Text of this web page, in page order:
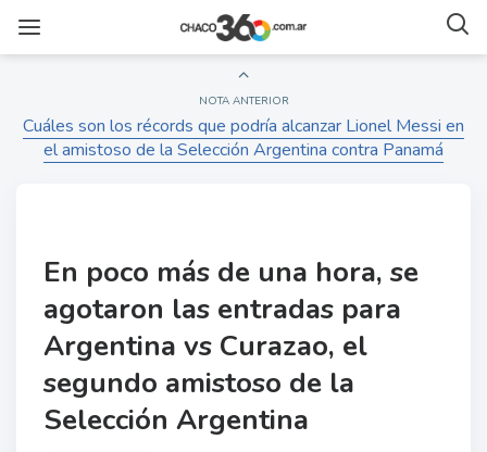
NOTA ANTERIOR
Cuáles son los récords que podría alcanzar Lionel Messi en
el amistoso de la Selección Argentina contra Panamá
En poco más de una hora, se
agotaron las entradas para
Argentina vs Curazao, el
segundo amistoso de la
Selección Argentina